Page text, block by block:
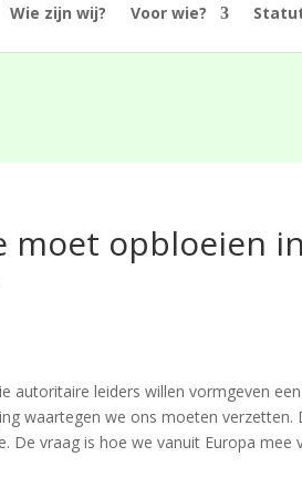
Wie zijn wij? Voor wie?
moet opbloeien
autoritaire leiders willen vormgeven
waartegen we ons moeten verzetten.
De vraag is hoe we vanuit Europa mee